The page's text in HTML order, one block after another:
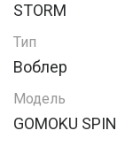
STORM
Тип
Воблер
Модель
GOMOKU SPIN